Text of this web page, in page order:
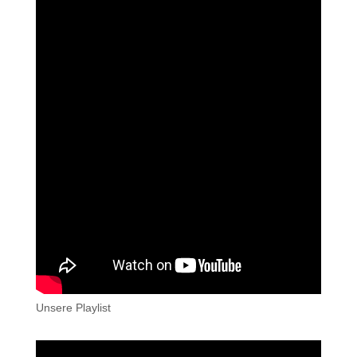
Unsere Playlist